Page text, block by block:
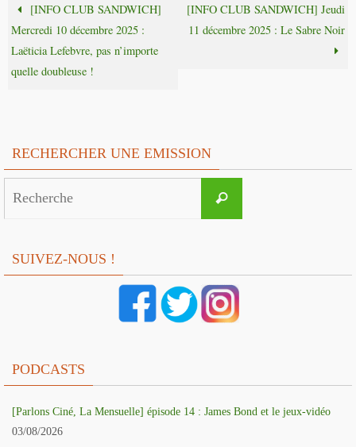
[INFO CLUB SANDWICH]
Mercredi 10 décembre 2025 :
Laëticia Lefebvre, pas n’importe
quelle doubleuse !
[INFO CLUB SANDWICH] Jeudi
11 décembre 2025 : Le Sabre Noir
RECHERCHER UNE EMISSION
Recherche
SUIVEZ-NOUS !
PODCASTS
[Parlons Ciné, La Mensuelle] épisode 14 : James Bond et le jeux-vidéo
03/08/2026